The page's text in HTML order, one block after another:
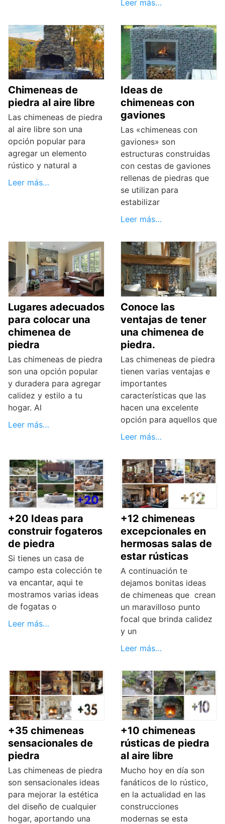
Leer más…
Chimeneas de
piedra al aire libre
Las chimeneas de piedra
al aire libre son una
opción popular para
agregar un elemento
rústico y natural a
Leer más…
Ideas de
chimeneas con
gaviones
Las «chimeneas con
gaviones» son
estructuras construidas
con cestas de gaviones
rellenas de piedras que
se utilizan para
estabilizar
Leer más…
Lugares adecuados
para colocar una
chimenea de
piedra
Las chimeneas de piedra
son una opción popular
y duradera para agregar
calidez y estilo a tu
hogar. Al
Leer más…
Conoce las
ventajas de tener
una chimenea de
piedra.
Las chimeneas de piedra
tienen varias ventajas e
importantes
características que las
hacen una excelente
opción para aquellos que
Leer más…
+20 Ideas para
construir fogateros
de piedra
Si tienes un casa de
campo esta colección te
va encantar, aqui te
mostramos varias ideas
de fogatas o
Leer más…
+12 chimeneas
excepcionales en
hermosas salas de
estar rústicas
A continuación te
dejamos bonitas ideas
de chimeneas que crean
un maravilloso punto
focal que brinda calidez
y un
Leer más…
+35 chimeneas
sensacionales de
piedra
Las chimeneas de piedra
son sensacionales ideas
para mejorar la estética
del diseño de cualquier
hogar, aportando una
+10 chimeneas
rústicas de piedra
al aire libre
Mucho hoy en día son
fanáticos de lo rústico,
en la actualidad en las
construcciones
modernas se esta